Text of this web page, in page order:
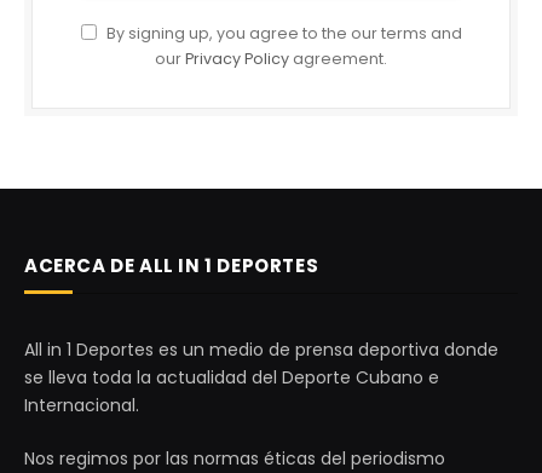
By signing up, you agree to the our terms and
ourPrivacy Policy agreement.
ACERCA DE ALL IN 1 DEPORTES
All in 1 Deportes es un medio de prensa deportiva donde
se lleva toda la actualidad del Deporte Cubano e
Internacional.
Nos regimos por las normas éticas del periodismo